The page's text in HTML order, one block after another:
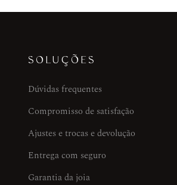
SOLUÇÕES
Dúvidas frequentes
Compromisso de satisfação
Ajustes e trocas e devolução
Entrega com seguro
Garantia da joia